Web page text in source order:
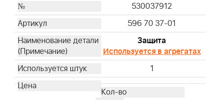
530037912
596 70 37-01
Защита
Используется в агрегатах
1